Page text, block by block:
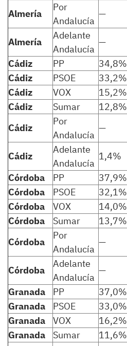
Almería
Por
Andalucía
—
Almería
Adelante
Andalucía
—
Cádiz
PP 34,8%
Cádiz
PSOE 33,2%
Cádiz
VOX 15,2%
Cádiz
Sumar 12,8%
Cádiz
Por
Andalucía
—
Cádiz
Adelante
Andalucía
1,4%
Córdoba
PP 37,9%
Córdoba
PSOE 32,1%
Córdoba
VOX 14,0%
Córdoba
Sumar 13,7%
Córdoba
Por
Andalucía
—
Córdoba
Adelante
Andalucía
—
Granada
PP 37,0%
Granada
PSOE 33,0%
Granada
VOX 16,2%
Granada
Sumar 11,6%